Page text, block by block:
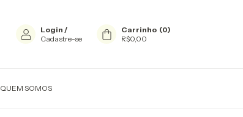
Login /
Cadastre-se
Carrinho (0)
R$0,00
QUEM SOMOS